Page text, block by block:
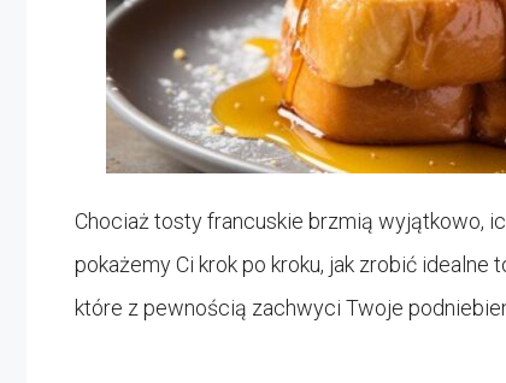
Chociaż tosty francuskie brzmią wyjątkowo,
pokażemy Ci krok po kroku, jak zrobić
które z pewnością zachwyci Twoje